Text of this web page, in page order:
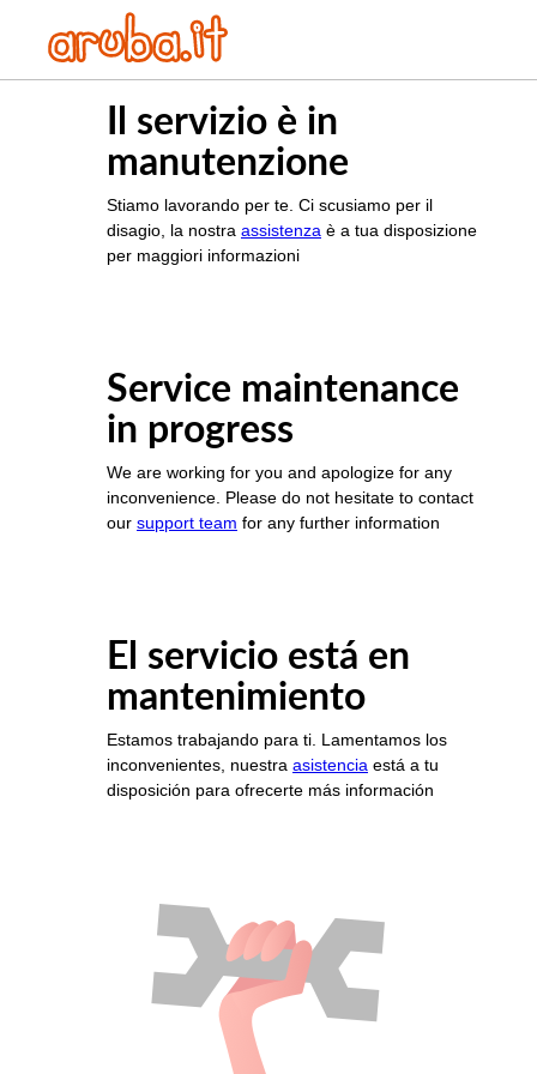
Il servizio è in
manutenzione
Stiamo lavorando per te. Ci scusiamo per il
disagio, la nostra assistenza è a tua disposizione
per maggiori informazioni
Service maintenance
in progress
We are working for you and apologize for any
inconvenience. Please do not hesitate to contact
our support team for any further information
El servicio está en
mantenimiento
Estamos trabajando para ti. Lamentamos los
inconvenientes, nuestra asistencia está a tu
disposición para ofrecerte más información